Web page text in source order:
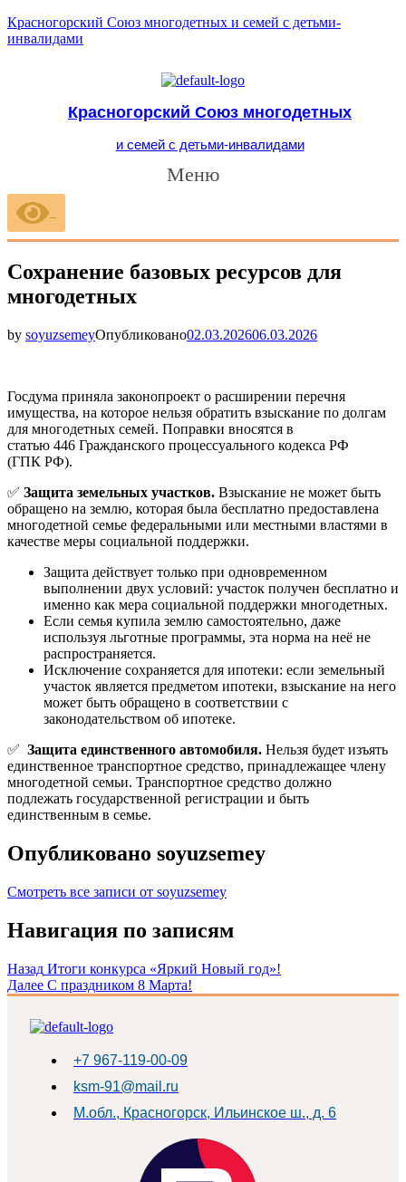
Красногорский Союз многодетных и семей с детьми-
инвалидами
Красногорский Союз многодетных
и семей с детьми-инвалидами
Меню
Сохранение базовых ресурсов для
многодетных
by soyuzsemeyОпубликовано02.03.202606.03.2026
Госдума приняла законопроект о расширении перечня
имущества, на которое нельзя обратить взыскание по долгам
для многодетных семей. Поправки вносятся в
статью 446 Гражданского процессуального кодекса РФ
(ГПК РФ).
✅ Защита земельных участков. Взыскание не может быть
обращено на землю, которая была бесплатно предоставлена
многодетной семье федеральными или местными властями в
качестве меры социальной поддержки.
Защита действует только при одновременном
выполнении двух условий: участок получен бесплатно и
именно как мера социальной поддержки многодетных.
Если семья купила землю самостоятельно, даже
используя льготные программы, эта норма на неё не
распространяется.
Исключение сохраняется для ипотеки: если земельный
участок является предметом ипотеки, взыскание на него
может быть обращено в соответствии с
законодательством об ипотеке.
✅ Защита единственного автомобиля. Нельзя будет изъять
единственное транспортное средство, принадлежащее члену
многодетной семьи. Транспортное средство должно
подлежать государственной регистрации и быть
единственным в семье.
Опубликовано soyuzsemey
Смотреть все записи от soyuzsemey
Навигация по записям
Назад Итоги конкурса «Яркий Новый год»!
Далее С праздником 8 Марта!
+7 967-119-00-09
ksm-91@mail.ru
М.обл., Красногорск, Ильинское ш., д. 6